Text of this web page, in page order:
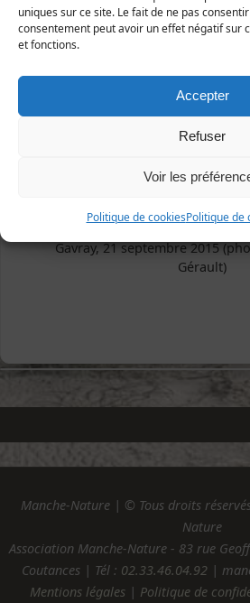
uniques sur ce site. Le fait de ne pas
consentement peut avoir un effet négatif sur
et fonctions.
Accepter
Refuser
Voir les
Politique de cookiesPolitique de
Gavray, 21 septembre 2015
Gérault)
Manche-Nature | © Tous droits
Nature
Association Manche-Nature - 83 rue
Coutances | Tél : 02.33.46.04.92|
Mentions légales| Politique de